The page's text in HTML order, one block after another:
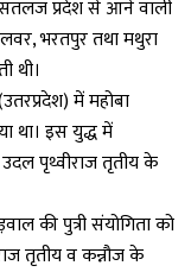
सतलज प्रदेश से आने वाली
भरतपुर तथा मथुरा
थी।
में महोबा
था। इस युद्ध में
पृथ्वीराज तृतीय के
की पुत्री संयोगिता को
तृतीय व कन्नौज के